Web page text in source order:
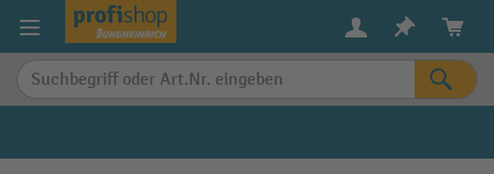
springen